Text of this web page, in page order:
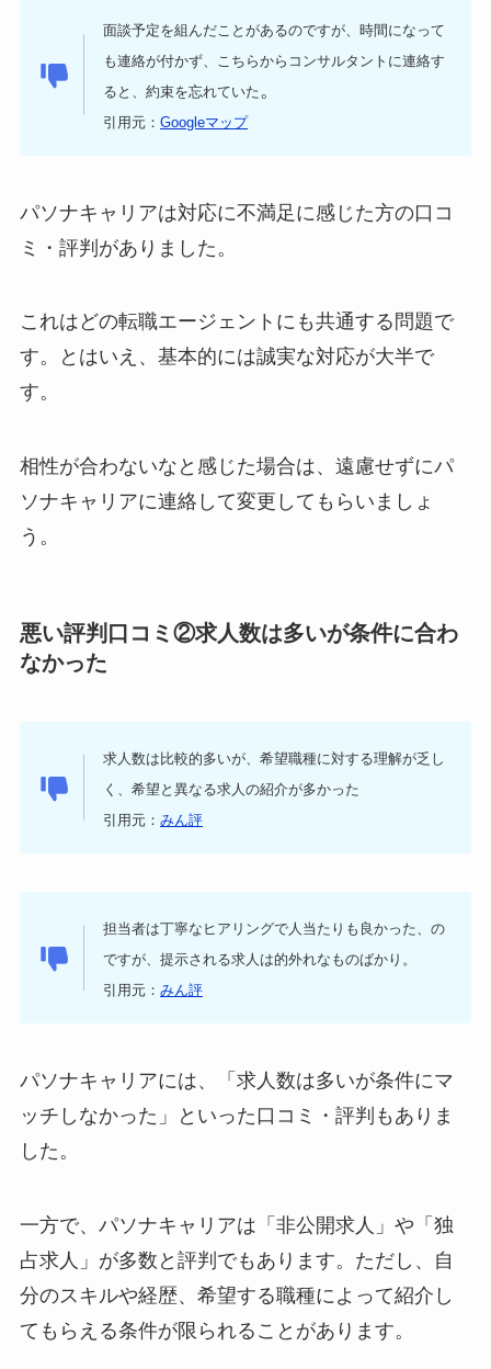
面談予定を組んだことがあるのですが、時間になって
も連絡が付かず、こちらからコンサルタントに連絡す
ると、約束を忘れていた 。
引用元：Googleマップ
パソナキャリアは対応に不満足に感じた方の口コ
ミ・評判がありました。
これはどの転職エージェントにも共通する問題で
す。とはいえ、基本的には誠実な対応が大半で
す。
相性が合わないなと感じた場合は、遠慮せずにパ
ソナキャリアに連絡して変更してもらいましょ
う。
悪い評判口コミ②求人数は多いが条件に合わ
なかった
求人数は比較的多いが、希望職種に対する理解が乏し
く、希望と異なる求人の紹介が多かった
引用元：みん評
担当者は丁寧なヒアリングで人当たりも良かった、の
ですが、提示される求人は的外れなものばかり。
引用元：みん評
パソナキャリアには、「求人数は多いが条件にマ
ッチしなかった」といった口コミ・評判もありま
した。
一方で、パソナキャリアは「非公開求人」や「独
占求人」が多数と評判でもあります。ただし、自
分のスキルや経歴、希望する職種によって紹介し
てもらえる条件が限られることがあります。